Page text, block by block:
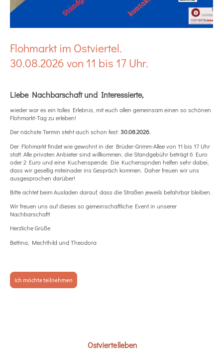
Flohmarkt im Ostviertel.
30.08.2026 von 11 bis 17 Uhr.
Liebe Nachbarschaft und Interessierte,
wieder war es ein tolles Erlebnis, mit euch allen gemeinsam einen so schönen
Flohmarkt-Tag zu erleben!
Der nächste Termin steht auch schon fest: 30.08.2026.
Der Flohmarkt findet wie gewohnt in der Brüder-Grimm-Allee von 11 bis 17 Uhr
statt. Alle privaten Anbieter sind willkommen, die Standgebühr beträgt 6 Euro
oder 2 Euro und eine Kuchenspende. Die Kuchenspnden helfen sehr dabei,
dass wir gesellig miteinader ins Gespräch kommen. Daher freuen wir uns
ausgesprochen darüber!
Bitte achtet beim Ausladen darauf, dass die Straßen jeweils befahrbar bleiben.
Wir freuen uns auf dieses so gemeinschaftliche Event in unserer
Nachbarschaft!
Herzliche Grüße
Bettina, Mechthild und Theodora
Ich möchte teilnehmen
Ostviertelleben